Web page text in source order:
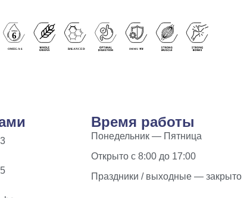
Время работы
Понедельник — Пятница
Открыто с 8:00 до 17:00
Праздники / выходные — закрыто